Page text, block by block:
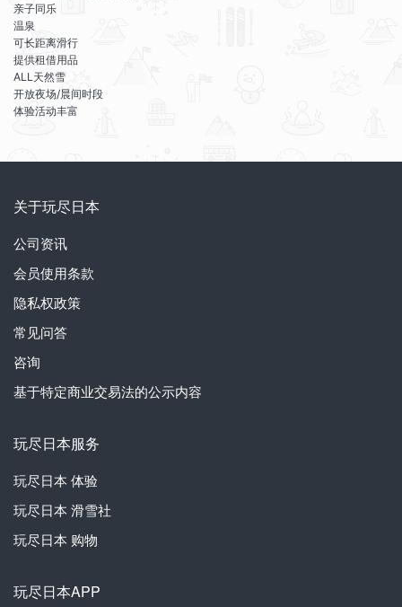
亲子同乐
温泉
可长距离滑行
提供租借用品
ALL天然雪
开放夜场/晨间时段
体验活动丰富
关于玩尽日本
公司资讯
会员使用条款
隐私权政策
常见问答
咨询
基于特定商业交易法的公示内容
玩尽日本服务
玩尽日本 体验
玩尽日本 滑雪社
玩尽日本 购物
玩尽日本APP